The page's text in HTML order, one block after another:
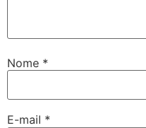
Nome *
E-mail *